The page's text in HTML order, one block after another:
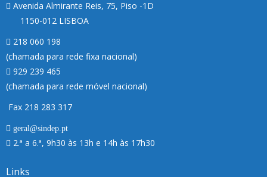
Avenida Almirante Reis, 75, Piso -1D
1150-012 LISBOA
218 060 198
(chamada para rede fixa nacional)
929 239 465
(chamada para rede móvel nacional)
Fax 218 283 317
geral@sindep.pt
2.ª a 6.ª, 9h30 às 13h e 14h às 17h30
Links